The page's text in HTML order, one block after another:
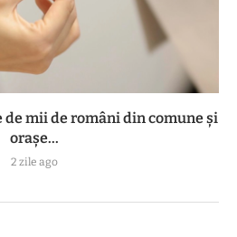
mii de români din comune și
orașe...
2 zile ago